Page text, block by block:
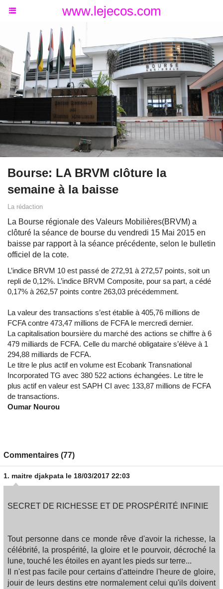
www.lejecos.com
Bourse: LA BRVM clôture la
semaine à la baisse
La rédaction
La Bourse régionale des Valeurs Mobilières(BRVM) a
clôturé la séance de bourse du vendredi 15 Mai 2015 en
baisse par rapport à la séance précédente, selon le bulletin
officiel de la cote.
L’indice BRVM 10 est passé de 272,91 à 272,57 points, soit un
repli de 0,12%. L’indice BRVM Composite, pour sa part, a cédé
0,17% à 262,57 points contre 263,03 précédemment.
La valeur des transactions s’est établie à 405,76 millions de
FCFA contre 473,47 millions de FCFA le mercredi dernier.
La capitalisation boursière du marché des actions se chiffre à 6
479 milliards de FCFA. Celle du marché obligataire s’élève à 1
294,88 milliards de FCFA.
Le titre le plus actif en volume est Ecobank Transnational
Incorporated TG avec 380 522 actions échangées. Le titre le
plus actif en valeur est SAPH CI avec 133,87 millions de FCFA
de transactions.
Oumar Nourou
Commentaires (77)
1. maitre djakpata le 18/03/2017 22:03
SECRET DE RICHESSE ET DE PROSPÉRITÉ INFINIE
Tout personne dans ce monde rêve d'avoir la richesse, la
célébrité, la prospérité, la gloire et le pourvoir, décroché la
lune, touché les étoiles en ayant les pieds sur terre...
Il n'est pas facile pour certains d'atteindre l'heure de gloire,
jouir de leurs destins etre normalement celui qu'ils doivent